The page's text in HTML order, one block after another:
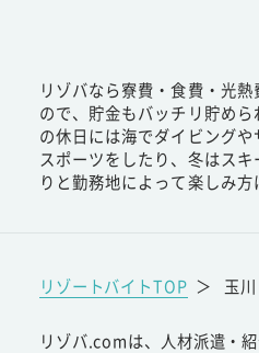
リゾバなら寮費・食費・光
ので、貯金もバッチリ貯め
の休日には海でダイビング
スポーツをしたり、冬はス
りと勤務地によって楽しみ方
リゾートバイトTOP ＞ 玉
リゾバ.comは、人材派遣・